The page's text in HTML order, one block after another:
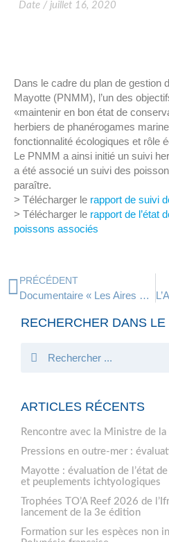
Date / juillet 16, 2020
Dans le cadre du plan de gestion
Mayotte (PNMM), l’un des
«maintenir en bon état de
herbiers de phanérogames
fonctionnalité écologiques et rôle
Le PNMM a ainsi initié un suivi
a été associé un suivi des
paraître.
> Télécharger le rapport de suivi
> Télécharger le rapport de l’état
poissons associés
PRÉCÉDENT
Documentaire « Les Aires Marines Éducatives de La Réunion »
RECHERCHER DANS LE
ARTICLES RÉCENTS
Rencontre avec la Ministre de
Pressions en outre-mer :
Mayotte : évaluation de l’état
et peuplements ichtyologiques
Trophées TO’A Reef 2026 de
lancement de la 3e édition
Formation sur les espèces non